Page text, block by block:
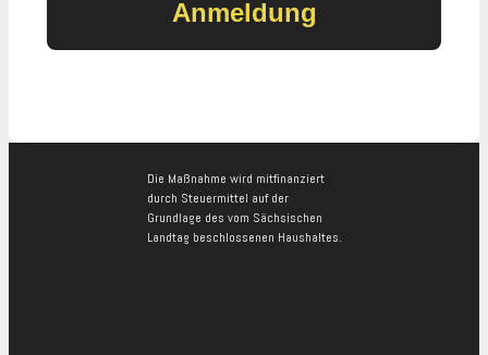
Die Maßnahme wird mitfinanziert
durch Steuermittel auf der
Grundlage des vom Sächsischen
Landtag beschlossenen Haushaltes.